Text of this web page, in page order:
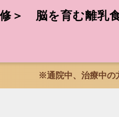
＞ 脳を育む離乳
※通院中、治療中の